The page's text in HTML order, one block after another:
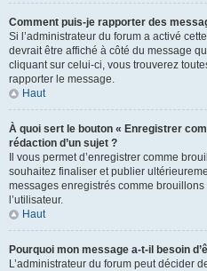
Comment puis-je rapporter des
Si l’administrateur du forum a activé
devrait être affiché à côté du message
cliquant sur celui-ci, vous trouverez
rapporter le message.
Haut
À quoi sert le bouton « Enregistrer
rédaction d’un sujet ?
Il vous permet d’enregistrer comme
souhaitez finaliser et publier
messages enregistrés comme
l’utilisateur.
Haut
Pourquoi mon message a-t-il besoin
L’administrateur du forum peut décider